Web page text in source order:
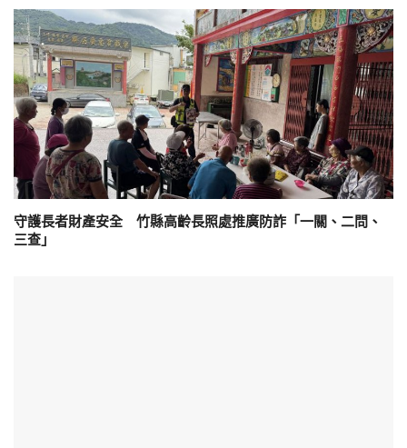
守護長者財產安全 竹縣高齡長照處推廣防詐「一關、二問、
三查」